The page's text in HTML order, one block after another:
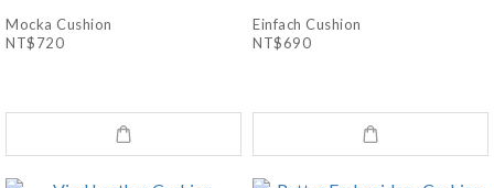
Mocka Cushion
NT$720
Einfach Cushion
NT$690